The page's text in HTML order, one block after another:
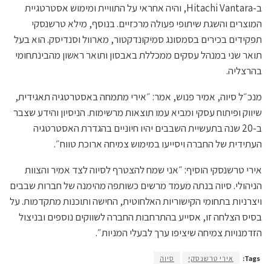
ב-Hitachi Vantara, והיה אחראי על התוויית ומימוש אסטרטגיית
המוצרים והשגת שיתופי פעולה מרכזיים. בנוסף, מילא טרשנסקי
תפקידים בכירים בסמסונג סמיקונדקטור, מארוול וסנדיסק. הוא בעל
תואר שני במנהל עסקים ממכללת באבסון ותואר ראשון מהבינתחומי
בהרצליה.
מנכ״ל סיוה, אמיר פנוש, אמר: ״אירי מתמחה באסטרטגיה תאגידית,
שיווק ופיתוח עסקי ומביא עמו תוצאות מרשימות. הניסיון והידע שצבר
ב-20 שנה בתעשיית השבבים יהיו חיוניים בהגדרת האסטרטגיה
העתידית של החברה ויסייעו במימוש צמיחה ארוכת טווח״.
אירי טרשנסקי הוסיף: ״אני שמח להצטרף לסיוה לצד אמיר והצוות
הניהולי. סיוה בנתה מעמד מרשים כשותפה מהימנה של חברות שבבים
ויצרניות בתחומי הקישוריות האלחוטית, החישה ותוכנות מתקדמות. על
בסיס הצלחה זו, אסייע בהתרחבות החברה לשווקים נוספים ובניצול
הזדמנויות צמיחה שיציפו ערך לבעלי המניות״.
Tags: אירי טרשנסקי סיוה